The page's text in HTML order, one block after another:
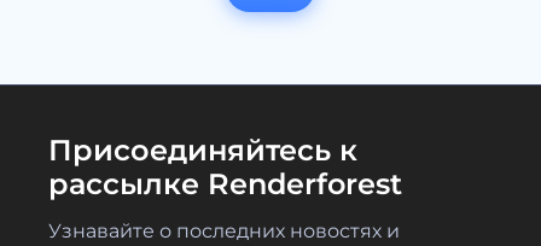
Присоединяйтесь к
рассылке Renderforest
Узнавайте о последних новостях и